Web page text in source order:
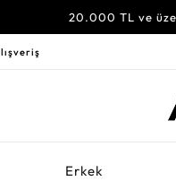
20.000 TL ve
Erkek